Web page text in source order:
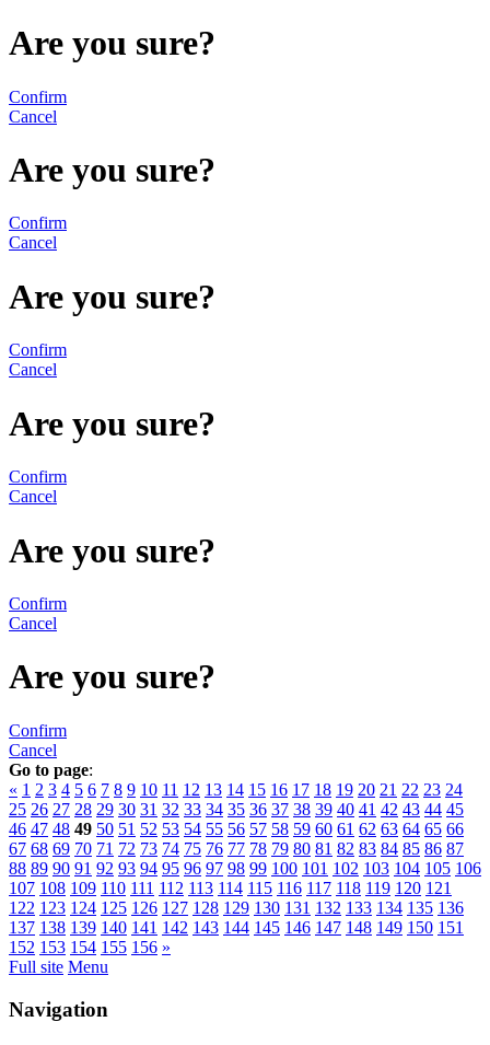
Are you sure?
Confirm
Cancel
Are you sure?
Confirm
Cancel
Are you sure?
Confirm
Cancel
Are you sure?
Confirm
Cancel
Are you sure?
Confirm
Cancel
Are you sure?
Confirm
Cancel
Go to page:
« 1 2 3 4 5 6 7 8 9 10 11 12 13 14 15 16 17 18 19 20 21 22 23 24
25 26 27 28 29 30 31 32 33 34 35 36 37 38 39 40 41 42 43 44 45
46 47 48 49 50 51 52 53 54 55 56 57 58 59 60 61 62 63 64 65 66
67 68 69 70 71 72 73 74 75 76 77 78 79 80 81 82 83 84 85 86 87
88 89 90 91 92 93 94 95 96 97 98 99 100 101 102 103 104 105 106
107 108 109 110 111 112 113 114 115 116 117 118 119 120 121
122 123 124 125 126 127 128 129 130 131 132 133 134 135 136
137 138 139 140 141 142 143 144 145 146 147 148 149 150 151
152 153 154 155 156 »
Full site Menu
Navigation